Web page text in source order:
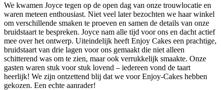
We kwamen Joyce tegen op de open dag van onze trouwlocatie en
waren meteen enthousiast. Niet veel later bezochten we haar winkel
om verschillende smaken te proeven en samen de details van onze
bruidstaart te bespreken. Joyce nam alle tijd voor ons en dacht actief
mee over het ontwerp. Uiteindelijk heeft Enjoy Cakes een prachtige,
bruidstaart van drie lagen voor ons gemaakt die niet alleen
schitterend was om te zien, maar ook verrukkelijk smaakte. Onze
gasten waren stuk voor stuk lovend – iedereen vond de taart
heerlijk! We zijn ontzettend blij dat we voor Enjoy-Cakes hebben
gekozen. Een echte aanrader!